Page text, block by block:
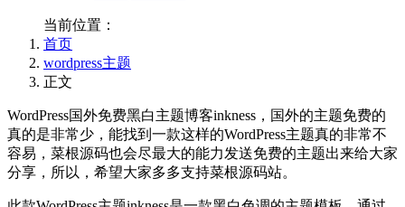
当前位置：
首页
wordpress主题
正文
WordPress国外免费黑白主题博客inkness，国外的主题免费的
真的是非常少，能找到一款这样的WordPress主题真的非常不
容易，菜根源码也会尽最大的能力发送免费的主题出来给大家
分享，所以，希望大家多多支持菜根源码站。